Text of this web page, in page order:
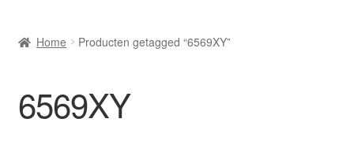
Betalingen
Home Producten getagged “6569XY”
6569XY